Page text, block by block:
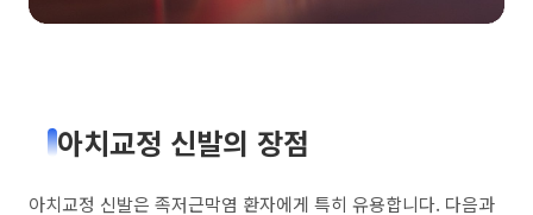
아치교정 신발의 장점
아치교정 신발은 족저근막염 환자에게 특히 유용합니다. 다음과